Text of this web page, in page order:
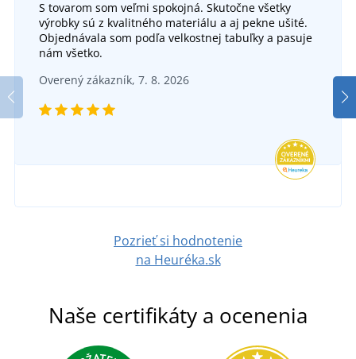
Dámske pletené zimné rukavice
6,91 €
S tovarom som veľmi spokojná. Skutočne všetky
výrobky sú z kvalitného materiálu a aj pekne ušité.
Objednávala som podľa velkostnej tabuľky a pasuje
nám všetko.
Overený zákazník, 7. 8. 2026
Pozrieť si hodnotenie
na Heuréka.sk
Naše certifikáty a ocenenia